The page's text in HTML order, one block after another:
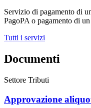
Servizio di pagamento di
PagoPA o pagamento di
Tutti i servizi
Documenti
Settore Tributi
Approvazione